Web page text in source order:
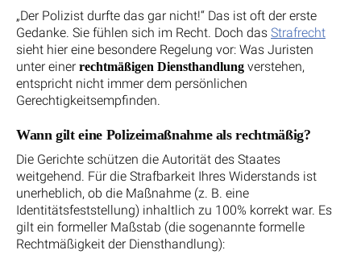
„Der Polizist durfte das gar nicht!“ Das ist oft der erste
Gedanke. Sie fühlen sich im Recht. Doch das Strafrecht
sieht hier eine besondere Regelung vor: Was Juristen
unter einer rechtmäßigen Diensthandlung verstehen,
entspricht nicht immer dem persönlichen
Gerechtigkeitsempfinden.
Wann gilt eine Polizeimaßnahme als rechtmäßig?
Die Gerichte schützen die Autorität des Staates
weitgehend. Für die Strafbarkeit Ihres Widerstands ist
unerheblich, ob die Maßnahme (z. B. eine
Identitätsfeststellung) inhaltlich zu 100% korrekt war. Es
gilt ein formeller Maßstab (die sogenannte formelle
Rechtmäßigkeit der Diensthandlung):